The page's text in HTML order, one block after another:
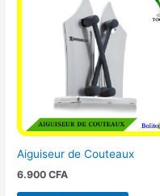
Aiguiseur de Couteaux
6.900CFA